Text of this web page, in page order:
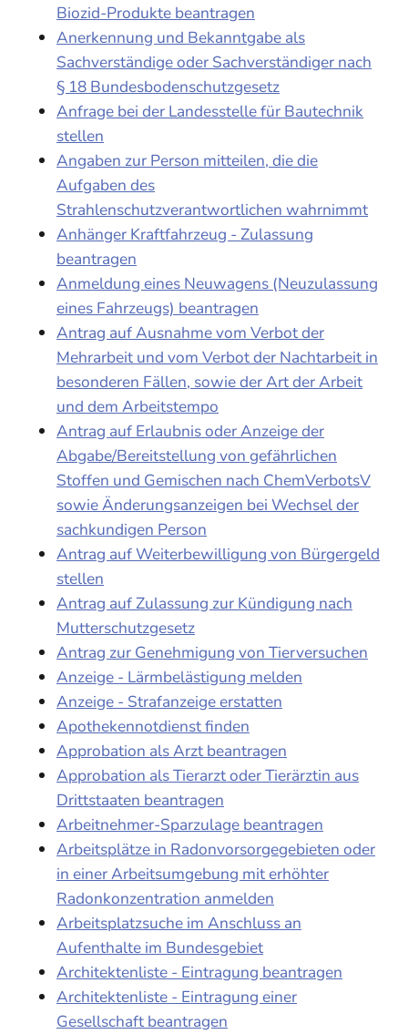
Biozid-Produkte beantragen
Anerkennung und Bekanntgabe als
Sachverständige oder Sachverständiger nach
§ 18 Bundesbodenschutzgesetz
Anfrage bei der Landesstelle für Bautechnik
stellen
Angaben zur Person mitteilen, die die
Aufgaben des
Strahlenschutzverantwortlichen wahrnimmt
Anhänger Kraftfahrzeug - Zulassung
beantragen
Anmeldung eines Neuwagens (Neuzulassung
eines Fahrzeugs) beantragen
Antrag auf Ausnahme vom Verbot der
Mehrarbeit und vom Verbot der Nachtarbeit in
besonderen Fällen, sowie der Art der Arbeit
und dem Arbeitstempo
Antrag auf Erlaubnis oder Anzeige der
Abgabe/Bereitstellung von gefährlichen
Stoffen und Gemischen nach ChemVerbotsV
sowie Änderungsanzeigen bei Wechsel der
sachkundigen Person
Antrag auf Weiterbewilligung von Bürgergeld
stellen
Antrag auf Zulassung zur Kündigung nach
Mutterschutzgesetz
Antrag zur Genehmigung von Tierversuchen
Anzeige - Lärmbelästigung melden
Anzeige - Strafanzeige erstatten
Apothekennotdienst finden
Approbation als Arzt beantragen
Approbation als Tierarzt oder Tierärztin aus
Drittstaaten beantragen
Arbeitnehmer-Sparzulage beantragen
Arbeitsplätze in Radonvorsorgegebieten oder
in einer Arbeitsumgebung mit erhöhter
Radonkonzentration anmelden
Arbeitsplatzsuche im Anschluss an
Aufenthalte im Bundesgebiet
Architektenliste - Eintragung beantragen
Architektenliste - Eintragung einer
Gesellschaft beantragen